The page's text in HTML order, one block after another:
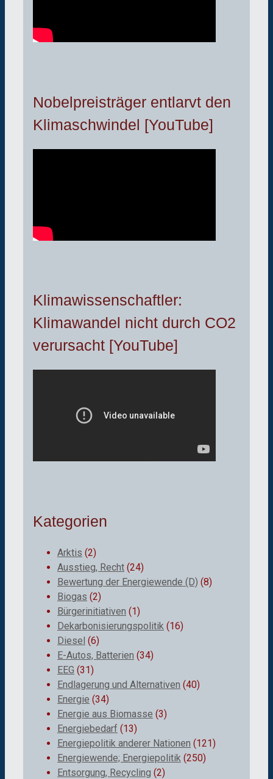
Nobelpreisträger entlarvt den
Klimaschwindel [YouTube]
Klimawissenschaftler:
Klimawandel nicht durch CO2
verursacht [YouTube]
Kategorien
Arktis (2)
Ausstieg, Recht (24)
Bewertung der Energiewende (D) (8)
Biogas (2)
Bürgerinitiativen (1)
Dekarbonisierungspolitik (16)
Diesel (6)
E-Autos, Batterien (34)
EEG (31)
Endlagerung und Alternativen (40)
Energie (34)
Energie aus Biomasse (3)
Energiebedarf (13)
Energiepolitik anderer Nationen (121)
Energiewende; Energiepolitik (250)
Entsorgung, Recycling (2)